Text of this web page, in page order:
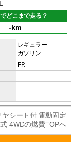
どこまで走る？
-km
レギュラー
ガソリン
FR
-
-
シート付 電動固定
式 4WDの燃費TOPへ